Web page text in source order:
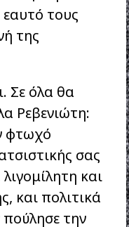
εαυτό τους
της
Σε όλα θα
Ρεβενιώτη:
φτωχό
σας
και
και πολιτικά
την